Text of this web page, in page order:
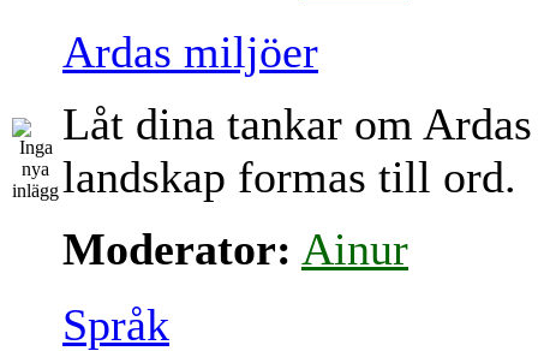
Ardas miljöer
Låt dina tankar om Ardas
landskap formas till ord.
Moderator: Ainur
Språk